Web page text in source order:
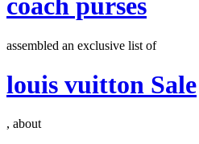
assembled an exclusive list of
louis vuitton Sale
, about